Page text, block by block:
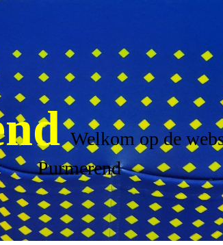
Welkom op de
Purmerend